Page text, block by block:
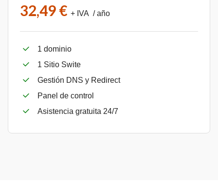
32,49 € + IVA / año
1 dominio
1 Sitio Swite
Gestión DNS y Redirect
Panel de control
Asistencia gratuita 24/7